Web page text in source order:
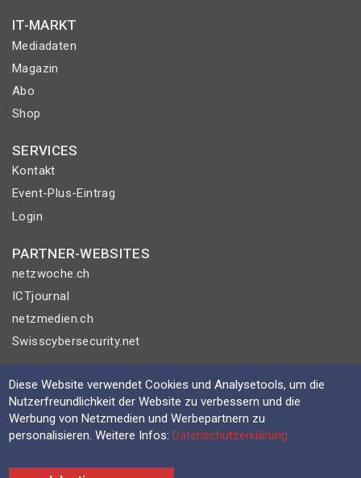
IT-MARKT
Mediadaten
Magazin
Abo
Shop
SERVICES
Kontakt
Event-Plus-Eintrag
Login
PARTNER-WEBSITES
netzwoche.ch
ICTjournal
netzmedien.ch
Swisscybersecurity.net
© NETZMEDIEN AG 2026
Impressum
AGB
Nutzungsbestimmungen
Datenschutzerklärung
Diese Website verwendet Cookies und Analysetools, um die
Nutzerfreundlichkeit der Website zu verbessern und die
Werbung von Netzmedien und Werbepartnern zu
personalisieren. Weitere Infos:Datenschutzerklärung